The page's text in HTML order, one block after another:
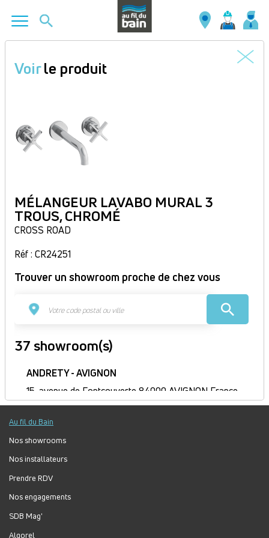
contenu
Voirle produit
MÉLANGEUR LAVABO MURAL 3
TROUS, CHROMÉ
CROSS ROAD
Réf : CR24251
Trouver un showroom proche de chez vous
37 showroom(s)
ANDRETY - AVIGNON
15, avenue de Fontcouverte 84000 AVIGNON France
Itinéraire
Fermé
Jour
Plage
horaire
Lundi :
Mardi :
Jeudi :
Vendredi : 8h30-12h, 13h30-17h
Samedi :
Au fil du Bain
Nos showrooms
Nos installateurs
Prendre RDV
Nos engagements
SDB Mag'
Algorel